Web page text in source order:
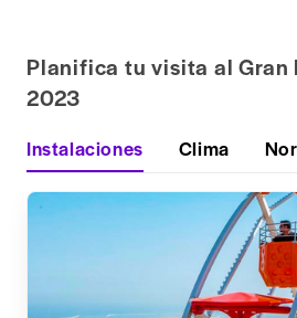
Planifica tu visita al Gran
2023
Instalaciones Clima